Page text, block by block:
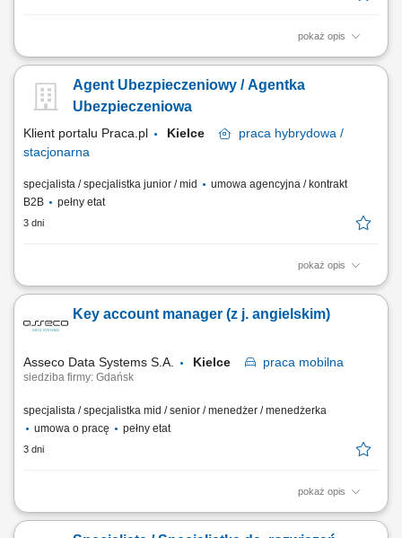
pokaż opis
Opis stanowiska rozwijanie współpracy z klientami biznesowymi
kampanii reklamowych oraz rekomendowanie działań zwiększających
ich skuteczność, identyfikowanie możliwości rozwoju kont i
Agent Ubezpieczeniowy / Agentka
Ubezpieczeniowa
Klient portalu Praca.pl Kielce praca hybrydowa /
stacjonarna
specjalista / specjalistka junior / mid
umowa agencyjna / kontrakt
B2B
pełny etat
3 dni
pokaż opis
Budowanie i pozyskiwanie własnego portfela klientów oraz relacji
ubezpieczeniowych; Prowadzenie spotkań handlowych w formie online
i stacjonarnej; Realizacja indywidualnych celów sprzedażowych przy
Key account manager (z j. angielskim)
Asseco Data Systems S.A. Kielce praca mobilna
siedziba firmy: Gdańsk
specjalista / specjalistka mid / senior / menedżer / menedżerka
umowa o pracę
pełny etat
3 dni
pokaż opis
Zakres obowiązków: Aktywna sprzedaż produktów i usług dla uczelni